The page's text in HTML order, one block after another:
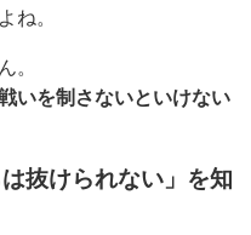
ね。
。
いを制さないといけない
抜けられない」を知